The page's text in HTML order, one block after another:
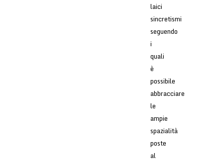
laici
sincretismi
seguendo
i
quali
è
possibile
abbracciare
le
ampie
spazialità
poste
al